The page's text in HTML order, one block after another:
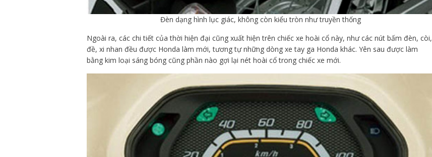
Đèn dạng hình lục giác, không còn kiểu tròn như truyền thống
Ngoài ra, các chi tiết của thời hiện đại cũng xuất hiện trên chiếc xe hoài cổ này, như các nút bấm đèn, còi,
đề, xi nhan đều được Honda làm mới, tương tự những dòng xe tay ga Honda khác. Yên sau được làm
bằng kim loại sáng bóng cũng phần nào gợi lại nét hoài cổ trong chiếc xe mới.